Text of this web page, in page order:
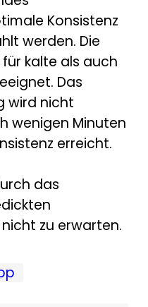
Konsistenz
werden. Die
kalte als auch
Das
wird nicht
wenigen Minuten
erreicht.
das
zu erwarten.